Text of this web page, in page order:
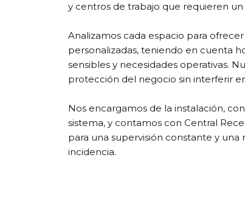
y centros de trabajo que requieren
Analizamos cada espacio para
personalizadas, teniendo en cuenta
sensibles y necesidades operativas.
protección del negocio sin interferir
Nos encargamos de la instalación,
sistema, y contamos con Central
para una supervisión constante y
incidencia.